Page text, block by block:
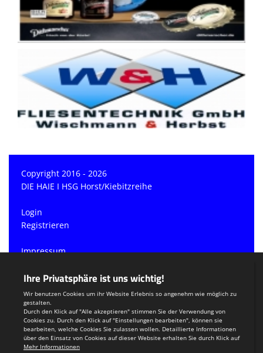
Copyright 2016 - 2026
DIE HAIE I HSG Horst/Kiebitzreihe
Login
Registrieren
Impressum
Teamsports 2
Dein Sportverein online